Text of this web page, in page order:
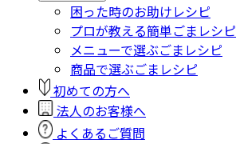
困った時のお助けレシピ
プロが教える簡単ごまレシピ
メニューで選ぶごまレシピ
商品で選ぶごまレシピ
初めての方へ
法人のお客様へ
よくあるご質問